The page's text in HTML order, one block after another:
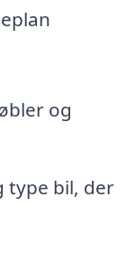
og
type bil, der